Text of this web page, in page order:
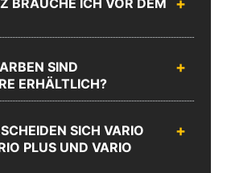
-
-
BRAUCHE ICH VOR DEM
SIND
ERHÄLTLICH?
SICH VARIO
PLUS UND VARIO